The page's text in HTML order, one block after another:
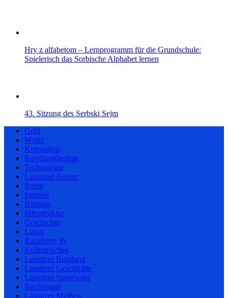
Hry z alfabetom – Lernprogramm für die Grundschule:
Spielerisch das Sorbische Alphabet lernen
43. Sitzung des Serbski Sejm
Geld
Wölfe
Korruption
Rundfunkbeitrag
Technologie
Lausitzer Revier
Rente
Internet
Bildung
Infrastruktur
Geschichte
Linux
Raspberry Pi
Kulinarisches
Lausitzer Bergland
Lausitzer Geschichte
Lausitzer Spreewald
Rechtsstaat
Lausitzer Mythen